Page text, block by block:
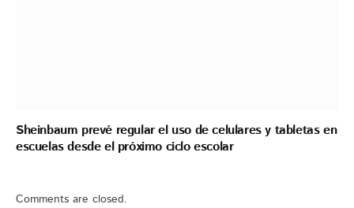
Sheinbaum prevé regular el uso de celulares y tabletas en
escuelas desde el próximo ciclo escolar
Comments are closed.